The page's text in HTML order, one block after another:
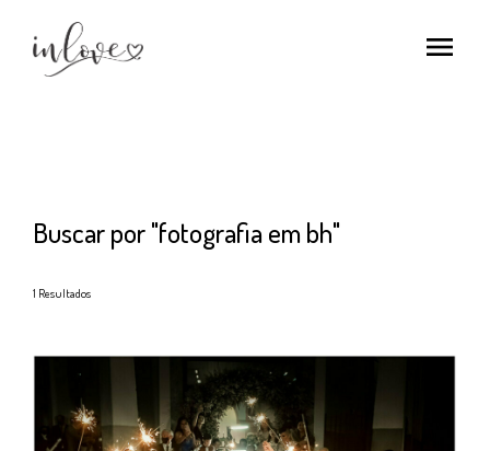
menu
Buscar por"fotografia em bh"
1 Resultados